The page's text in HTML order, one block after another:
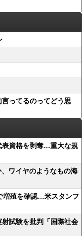
ってるのってどう思
表資格を剥奪…重大な規
ワイヤのようなもの海
増殖を確認…米スタンフ
試験を批判「国際社会